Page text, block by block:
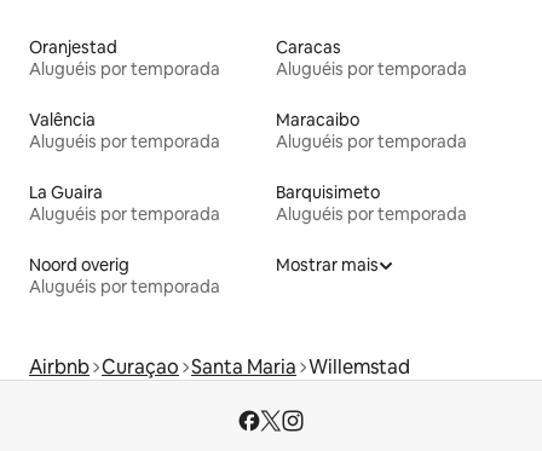
Oranjestad
Aluguéis por temporada
Caracas
Aluguéis por temporada
Valência
Aluguéis por temporada
Maracaibo
Aluguéis por temporada
La Guaira
Aluguéis por temporada
Barquisimeto
Aluguéis por temporada
Noord overig
Aluguéis por temporada
Mostrar mais
Airbnb Curaçao Santa Maria Willemstad